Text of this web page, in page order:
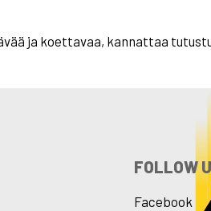
ja koettavaa, kannattaa
FOLLOW
Facebook